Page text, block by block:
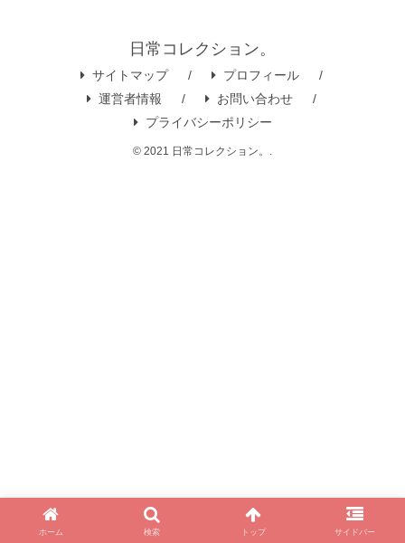
日常コレクション。
サイトマップ
プロフィール
運営者情報
お問い合わせ
プライバシーポリシー
© 2021 日常コレクション。.
ホーム 検索 トップ サイドバー